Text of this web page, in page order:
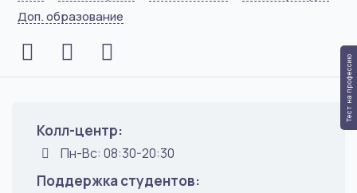
Доп. образование
Колл-центр:
Пн-Вс: 08:30-20:30
Поддержка студентов:
Тест на профессию